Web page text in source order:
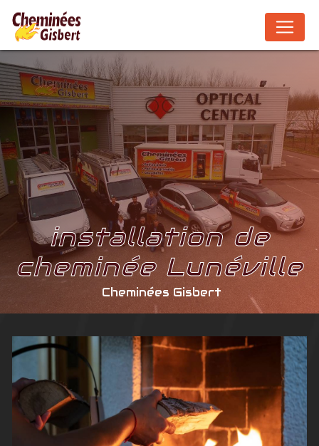
installation de
cheminée Lunéville
Cheminées Gisbert